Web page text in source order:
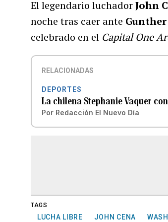
El legendario luchadorJohn
noche tras caer ante Gunther
celebrado en el Capital One
RELACIONADAS
DEPORTES
La chilena Stephanie Vaquer
Por Redacción El Nuevo Día
TAGS
LUCHA LIBRE JOHN CENA